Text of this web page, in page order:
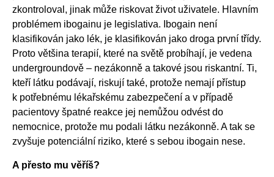
zkontroloval, jinak může riskovat život uživatele. Hlavním
problémem ibogainu je legislativa. Ibogain není
klasifikován jako lék, je klasifikován jako droga první třídy.
Proto většina terapií, které na světě probíhají, je vedena
undergroundově – nezákonně a takové jsou riskantní. Ti,
kteří látku podávají, riskují také, protože nemají přístup
k potřebnému lékařskému zabezpečení a v případě
pacientovy špatné reakce jej nemůžou odvést do
nemocnice, protože mu podali látku nezákonně. A tak se
zvyšuje potenciální riziko, které s sebou ibogain nese.
A přesto mu věříš?